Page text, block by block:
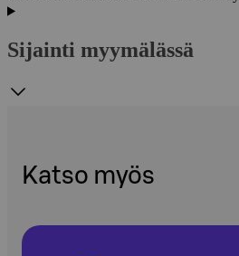
Sijainti myymälässä
Katso myös